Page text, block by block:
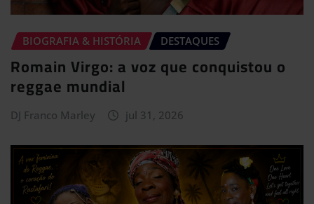
BIOGRAFIA & HISTÓRIA DESTAQUES
Romain Virgo: a voz que conquistou o
reggae mundial
DJ Franco Marley jul 31, 2026